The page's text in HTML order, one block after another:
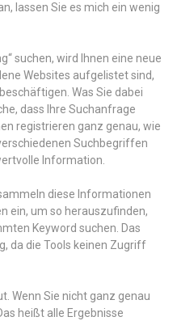
lassen Sie es mich ein wenig
suchen, wird Ihnen eine neue
Websites aufgelistet sind,
Was Sie dabei
dass Ihre Suchanfrage
registrieren ganz genau, wie
Suchbegriffen
Information.
diese Informationen
ein, um so herauszufinden,
Keyword suchen. Das
da die Tools keinen Zugriff
Wenn Sie nicht ganz genau
heißt alle Ergebnisse